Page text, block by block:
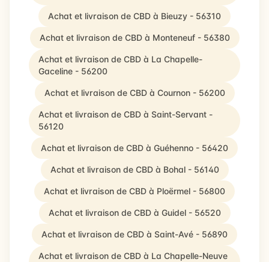
Achat et livraison de CBD à Bieuzy - 56310
Achat et livraison de CBD à Monteneuf - 56380
Achat et livraison de CBD à La Chapelle-
Gaceline - 56200
Achat et livraison de CBD à Cournon - 56200
Achat et livraison de CBD à Saint-Servant -
56120
Achat et livraison de CBD à Guéhenno - 56420
Achat et livraison de CBD à Bohal - 56140
Achat et livraison de CBD à Ploërmel - 56800
Achat et livraison de CBD à Guidel - 56520
Achat et livraison de CBD à Saint-Avé - 56890
Achat et livraison de CBD à La Chapelle-Neuve